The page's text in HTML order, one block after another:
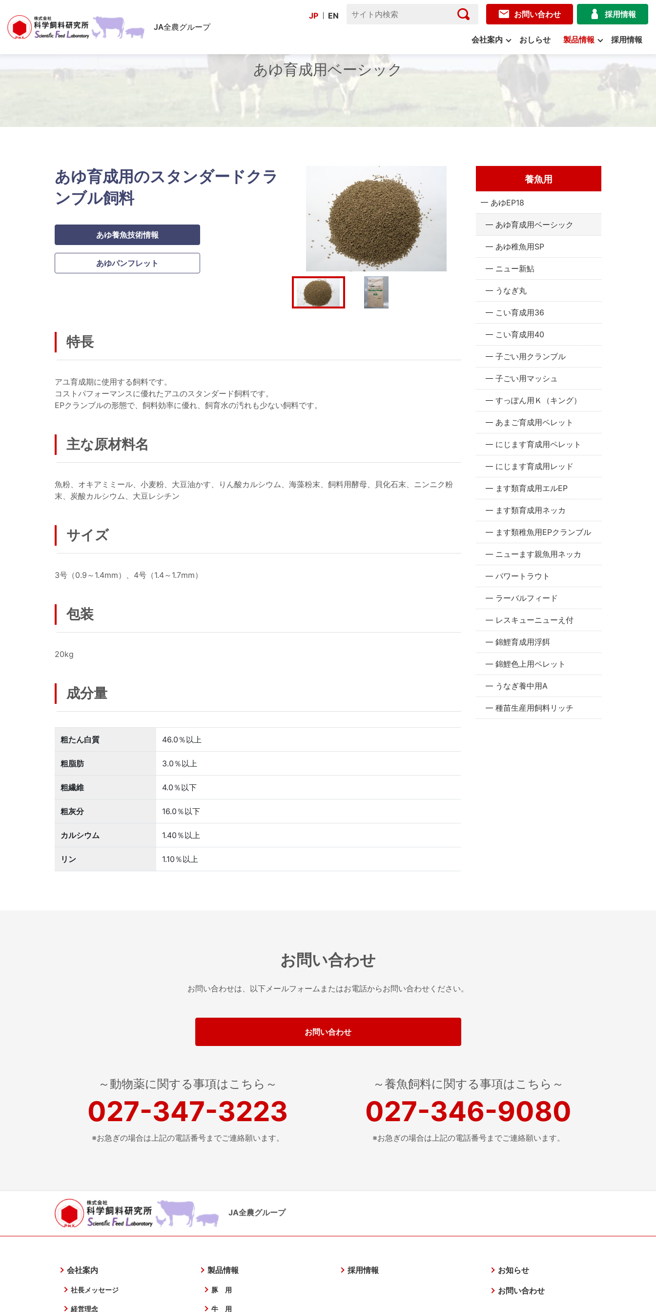
JA全農グループ
JP EN
会社案内 おしらせ 製品情報 採用情報
お問い合わせ 採用情報
あゆ育成用ベーシック
あゆ育成用のスタンダードクラ
ンブル飼料
あゆ養魚技術情報
あゆパンフレット
特長
アユ育成期に使用する飼料です。
コストパフォーマンスに優れたアユのスタンダード飼料です。
EPクランブルの形態で、飼料効率に優れ、飼育水の汚れも少ない飼料です。
主な原材料名
魚粉、オキアミミール、小麦粉、大豆油かす、りん酸カルシウム、海藻粉末、飼料用酵母、貝化石末、ニンニク粉
末、炭酸カルシウム、大豆レシチン
サイズ
3号（0.9～1.4mm）、4号（1.4～1.7mm）
包装
20kg
成分量
粗たん白質 46.0％以上
粗脂肪 3.0％以上
粗繊維 4.0％以下
粗灰分 16.0％以下
カルシウム 1.40％以上
リン 1.10％以上
養魚用
あゆEP18
あゆ育成用ベーシック
あゆ稚魚用SP
ニュー新鮎
うなぎ丸
こい育成用36
こい育成用40
子ごい用クランブル
子ごい用マッシュ
すっぽん用Ｋ（キング）
あまご育成用ペレット
にじます育成用ペレット
にじます育成用レッド
ます類育成用エルEP
ます類育成用ネッカ
ます類稚魚用EPクランブル
ニューます親魚用ネッカ
パワートラウト
ラーバルフィード
レスキューニューえ付
錦鯉育成用浮餌
錦鯉色上用ペレット
うなぎ養中用A
種苗生産用飼料リッチ
お問い合わせ
お問い合わせは、以下メールフォーム またはお電話からお問い合わせください。
お問い合わせ
～動物薬に関する事項はこちら～
027-347-3223
※お急ぎの場合は上記の電話番号までご連絡願います。
～養魚飼料に関する事項はこちら～
027-346-9080
※お急ぎの場合は上記の電話番号までご連絡願います。
JA全農グループ
会社案内
社長メッセージ
経営理念
製品情報
豚 用
牛 用
採用情報 お知らせ
お問い合わせ